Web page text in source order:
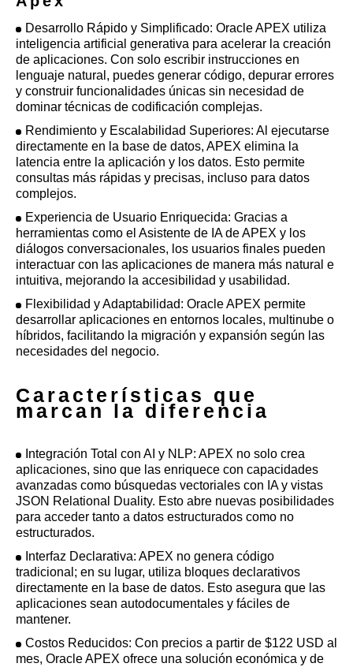
Desarrollo Rápido y Simplificado: Oracle APEX utiliza
inteligencia artificial generativa para acelerar la creación
de aplicaciones. Con solo escribir instrucciones en
lenguaje natural, puedes generar código, depurar errores
y construir funcionalidades únicas sin necesidad de
dominar técnicas de codificación complejas.
Rendimiento y Escalabilidad Superiores: Al ejecutarse
directamente en la base de datos, APEX elimina la
latencia entre la aplicación y los datos. Esto permite
consultas más rápidas y precisas, incluso para datos
complejos.
Experiencia de Usuario Enriquecida: Gracias a
herramientas como el Asistente de IA de APEX y los
diálogos conversacionales, los usuarios finales pueden
interactuar con las aplicaciones de manera más natural e
intuitiva, mejorando la accesibilidad y usabilidad.
Flexibilidad y Adaptabilidad: Oracle APEX permite
desarrollar aplicaciones en entornos locales, multinube o
híbridos, facilitando la migración y expansión según las
necesidades del negocio.
Características que
marcan la diferencia
Integración Total con AI y NLP: APEX no solo crea
aplicaciones, sino que las enriquece con capacidades
avanzadas como búsquedas vectoriales con IA y vistas
JSON Relational Duality. Esto abre nuevas posibilidades
para acceder tanto a datos estructurados como no
estructurados.
Interfaz Declarativa: APEX no genera código
tradicional; en su lugar, utiliza bloques declarativos
directamente en la base de datos. Esto asegura que las
aplicaciones sean autodocumentales y fáciles de
mantener.
Costos Reducidos: Con precios a partir de $122 USD al
mes, Oracle APEX ofrece una solución económica y de